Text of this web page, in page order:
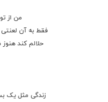
ﻣﻦ ﺍﺯ
ﻓﻘﻂ ﺑﻪ ﺁﻥ ﻟﻌﻨﺘﯽ
ﺣﻼﻟﻢ کند ﻫﻨﻮﺯ
زندگی مثل یک